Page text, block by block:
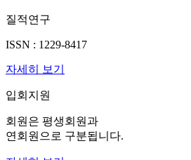
질적연구
ISSN : 1229-8417
자세히 보기
입회지원
회원은 평생회원과
연회원으로 구분됩니다.